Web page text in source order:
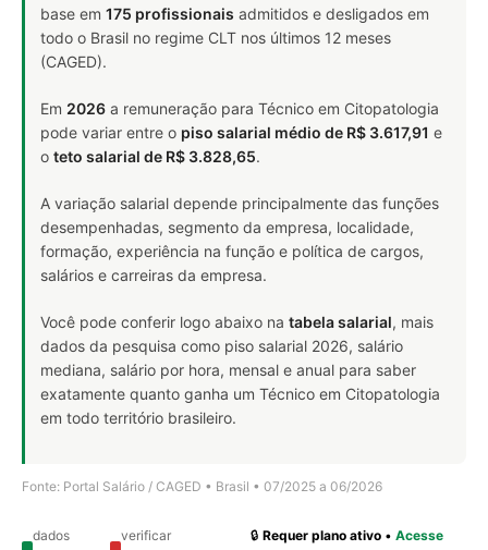
base em 175 profissionais admitidos e desligados em
todo o Brasil no regime CLT nos últimos 12 meses
(CAGED).
Em 2026 a remuneração para Técnico em Citopatologia
pode variar entre o piso salarial médio de R$ 3.617,91 e
o teto salarial de R$ 3.828,65.
A variação salarial depende principalmente das funções
desempenhadas, segmento da empresa, localidade,
formação, experiência na função e política de cargos,
salários e carreiras da empresa.
Você pode conferir logo abaixo na tabela salarial, mais
dados da pesquisa como piso salarial 2026, salário
mediana, salário por hora, mensal e anual para saber
exatamente quanto ganha um Técnico em Citopatologia
em todo território brasileiro.
Fonte: Portal Salário / CAGED • Brasil • 07/2025 a 06/2026
dados
verificar
🔒Requer plano ativo •Acesse